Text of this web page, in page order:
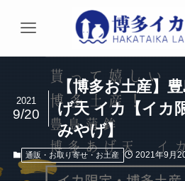
【博多お土産】
げ天 イカ【イカ
みやげ】
2021
9/20
通販・お取り寄せ・お土産 2021年9月